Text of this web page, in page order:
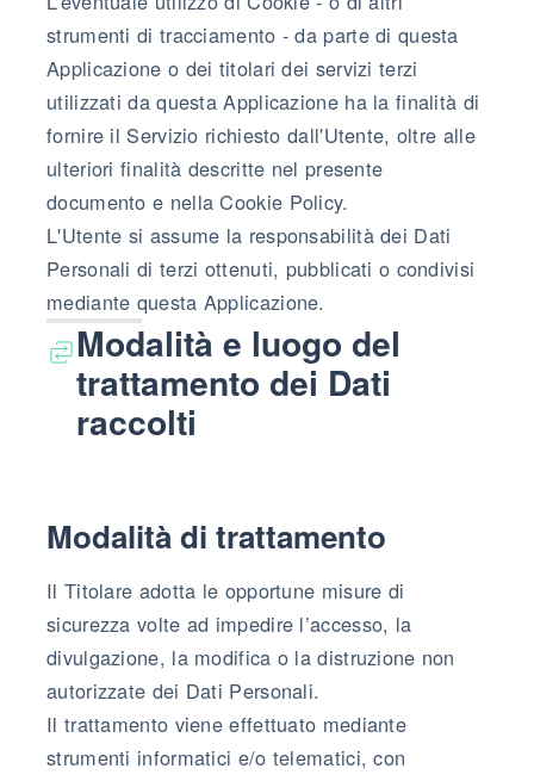
strumenti di tracciamento - da parte di questa
Applicazione o dei titolari dei servizi terzi
utilizzati da questa Applicazione ha la finalità di
fornire il Servizio richiesto dall'Utente, oltre alle
ulteriori finalità descritte nel presente
documento e nella Cookie Policy.
L'Utente si assume la responsabilità dei Dati
Personali di terzi ottenuti, pubblicati o condivisi
mediante questa Applicazione.
Modalità e luogo del
trattamento dei Dati
raccolti
Modalità di trattamento
Il Titolare adotta le opportune misure di
sicurezza volte ad impedire l’accesso, la
divulgazione, la modifica o la distruzione non
autorizzate dei Dati Personali.
Il trattamento viene effettuato mediante
strumenti informatici e/o telematici, con